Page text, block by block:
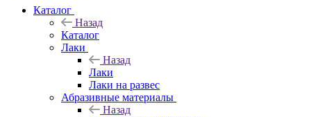
Каталог
Назад
Каталог
Лаки
Назад
Лаки
Лаки на развес
Абразивные материалы
Назад